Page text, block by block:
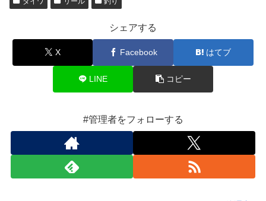
シェアする
X Facebook はてブ
LINE コピー
#管理者をフォローする